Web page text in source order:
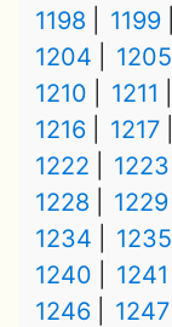
1198
1199
1204
1205
1210
1211
1216
1217
1222
1223
1228
1229
1234
1235
1240
1241
1246
1247